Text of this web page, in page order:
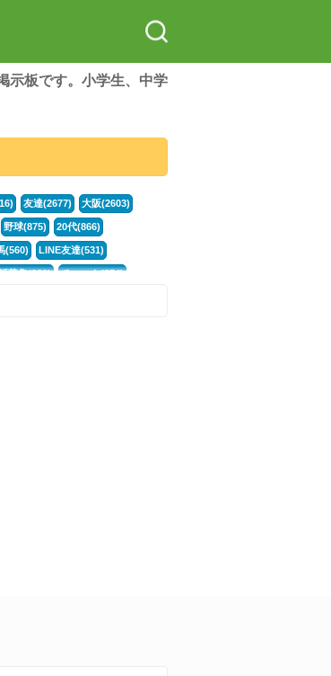
示板です。小学生、中学
友達(2677) 大阪(2603)
野球(875) 20代(866)
(560) LINE友達(531)
募集(381) チャット(374)